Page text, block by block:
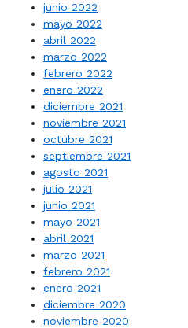
junio 2022
mayo 2022
abril 2022
marzo 2022
febrero 2022
enero 2022
diciembre 2021
noviembre 2021
octubre 2021
septiembre 2021
agosto 2021
julio 2021
junio 2021
mayo 2021
abril 2021
marzo 2021
febrero 2021
enero 2021
diciembre 2020
noviembre 2020